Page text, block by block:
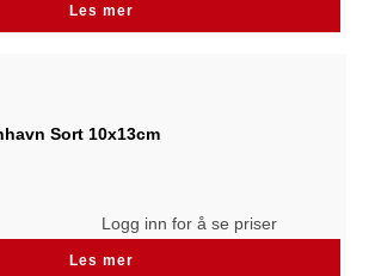
Les mer
Sort 10x13cm
Logg inn for å se priser
Les mer